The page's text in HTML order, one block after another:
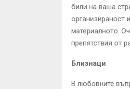
били на ваша
организираност
материалното.
препятствия от
Близнаци
В любовните